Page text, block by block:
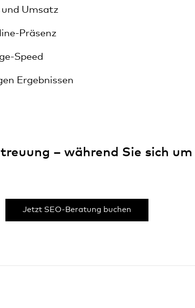
Umsatz
Präsenz
Speed
Ergebnissen
– während Sie sich
Jetzt SEO-Beratung buchen